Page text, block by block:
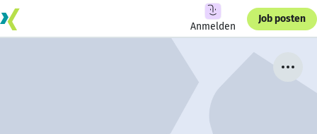
Anmelden
Job posten